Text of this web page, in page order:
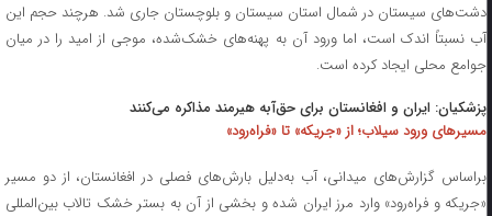
دشت‌های سیستان در شمال استان سیستان و بلوچستان جاری شد. هرچند حجم این
آب نسبتاً اندک است، اما ورود آن به پهنه‌های خشک‌شده، موجی از امید را در میان
جوامع محلی ایجاد کرده است.
پزشکیان: ایران و افغانستان برای حق‌آبه هیرمند مذاکره می‌کنند
مسیرهای ورود سیلاب؛ از «جریکه» تا «فراه‌رود»
براساس گزارش‌های میدانی، آب به‌دلیل بارش‌های فصلی در افغانستان، از دو مسیر
«جریکه و فراه‌رود» وارد مرز ایران شده و بخشی از آن به بستر خشک تالاب بین‌المللی